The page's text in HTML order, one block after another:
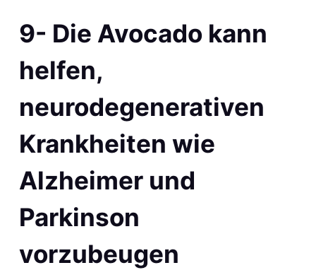
9- Die Avocado kann
helfen,
neurodegenerativen
Krankheiten wie
Alzheimer und
Parkinson
vorzubeugen